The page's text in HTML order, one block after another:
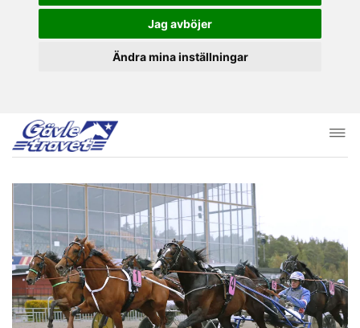
Jag avböjer
Ändra mina inställningar